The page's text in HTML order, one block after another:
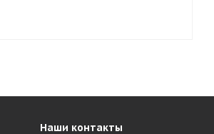
Наши контакты